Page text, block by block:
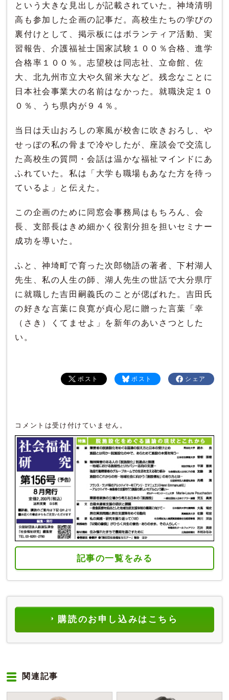
という大きな見出しが記載されていた。神埼清明
高も参加した企画の記事だ。高校生たちの学びの
裏付けとして、掲示板にはボランティア活動、実
習報告、介護福祉士国家試験１００％合格、進学
合格率１００％。志望校は同志社、立命館、佐
大、北九州市立大や久留米大など。残念なことに
日本社会事業大の名前はなかった。就職決定１０
０％、うち県内が９４％。
当日は天山おろしの寒風が校舎に吹きおろし、や
せっぽの私の骨まで冷やしたが、座談会で交流し
た高校生の質問・会話は温かな福祉マインドにあ
ふれていた。私は「大学も職場もあなた方を待っ
ているよ」と伝えた。
この企画のために同窓会事務局はもちろん、会
長、支部長はきめ細かく役割分担を担いセミナー
成功を導いた。
ふと、神埼町で育った次郎物語の著者、下村湖人
先生、私の人生の師、湖人先生の世話で大分県庁
に就職した吉田嗣義氏のことが偲ばれた。吉田氏
の好きな言葉に良寛が貞心尼に贈った言葉「幸
（さき）くてませよ」を新年のあいさつとした
い。
シェア
ポスト
ポスト
コメントは受け付けていません。
記事の一覧をみる
購読のお申し込みはこちら
関連記事